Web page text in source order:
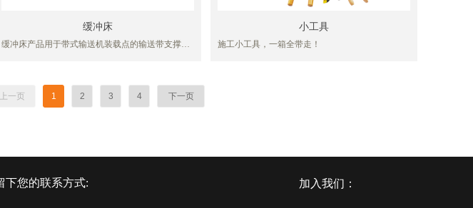
缓冲床
缓冲床产品用于带式输送机装载点的输送带支撑，
大的冲击和磨损，因此，缓冲床特别适用于落料点
落差比较高，物料大小及冲击力不均匀，落料密度
大、频率高并希望改善落料区域密封状况的工作场
小工具
施工小工具，一箱全带走！
上一页 1 2 3 4 下一页
下您的联系方式: 加入我们：